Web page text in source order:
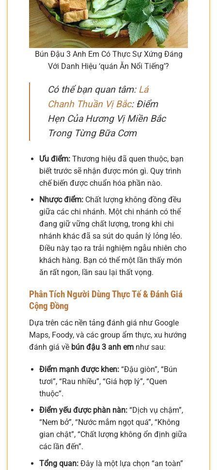
Bún Đậu 3 Anh Em Có Thực Sự Xứng Đáng
Với Danh Hiệu ‘quán Ăn Nổi Tiếng’?
Có thể bạn quan tâm: Lá
Chanh Thuần Vị Bắc: Điểm
Hẹn Của Hương Vị Miền Bắc
Trong Từng Bữa Cơm
Ưu điểm:Thương hiệu đã quen thuộc, bạn
biết trước sẽ nhận được món gì. Quy trình
chế biến được chuẩn hóa phần nào.
Nhược điểm:Chất lượng không đồng đều
giữa các chi nhánh. Một chi nhánh có thể
đang giữ vững chất lượng, trong khi chi
nhánh khác đã sa sút do quản lý lỏng lẻo.
Điều này tạo ra trải nghiệm ngẫu nhiên cho
khách hàng. Bạn có thể một lần thấy món
ăn rất ngon, lần sau lại thất vọng.
Phân Tích Người Dùng Thực Tế & Đánh Giá
Cộng Đồng
Dựa trên các nền tảng đánh giá như Google
Maps, Foody, và các group ẩm thực, xu hướng
đánh giá về bún đậu 3 anh em như sau:
Điểm mạnh được khen:“Đậu giòn”, “Bún
tươi”, “Rau nhiều”, “Giá hợp lý”, “Quen
thuộc”.
Điểm yếu được phàn nàn:“Dịch vụ chậm”,
“Nem bở”, “Nước mắm ngọt quá”, “Không
gian chật”, “Chất lượng không ổn định giữa
các lần đến”.
Tổng quan:Đây là một lựa chọn “an toàn”